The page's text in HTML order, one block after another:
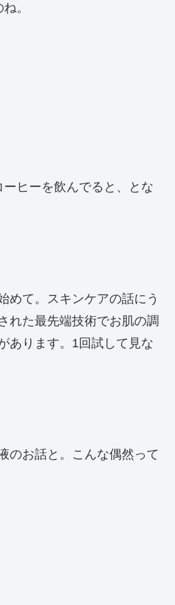
。
ヒーを飲んでると、とな
めて。スキンケアの話にう
れた最先端技術でお肌の調
あります。1回試して見な
のお話と。こんな偶然って